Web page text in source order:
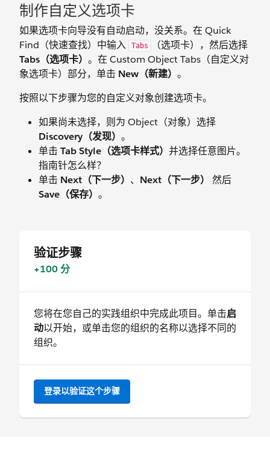
制作自定义选项卡
如果选项卡向导没有自动启动，没关系。在 Quick
Find（快速查找）中输入
Tabs
（选项卡），然后选择
Tabs（选项卡） 。在 Custom Object Tabs（自定义对
象选项卡）部分，单击 New（新建） 。
按照以下步骤为您的自定义对象创建选项卡。
如果尚未选择，则为 Object（对象）选择
Discovery（发现） 。
单击 Tab Style（选项卡样式） 并选择任意图片。
指南针怎么样？
单击 Next（下一步） 、 Next（下一步）
然后
Save（保存） 。
验证步骤
+100 分
您将在您自己的实践组织中完成此项目。单击启
动以开始，或单击您的组织的名称以选择不同的
组织。
登录以验证这个步骤